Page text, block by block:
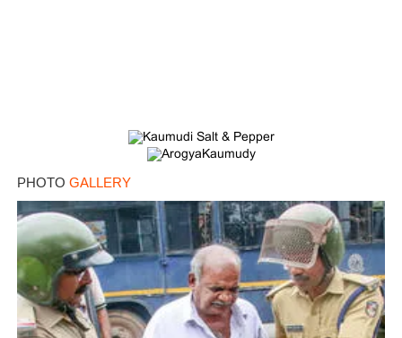
PHOTO GALLERY